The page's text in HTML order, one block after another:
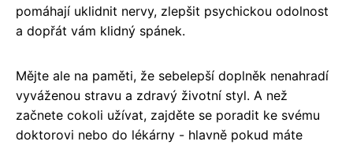
pomáhají uklidnit nervy, zlepšit psychickou odolnost
a dopřát vám klidný spánek.
Mějte ale na paměti, že sebelepší doplněk nenahradí
vyváženou stravu a zdravý životní styl. A než
začnete cokoli užívat, zajděte se poradit ke svému
doktorovi nebo do lékárny - hlavně pokud máte